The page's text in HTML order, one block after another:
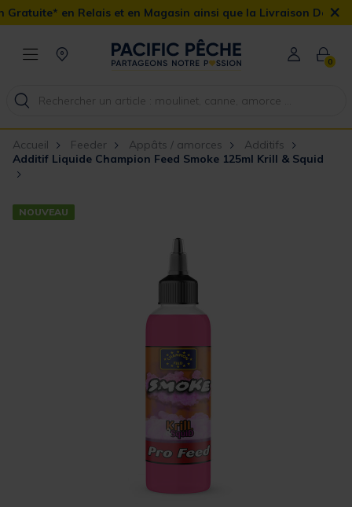
et en Magasin ainsi que la Livraison Domicile offerte dès×
0
Accueil Feeder Appâts / amorces
Additifs
Additif Liquide Champion Feed Smoke 125ml Krill & Squid
NOUVEAU